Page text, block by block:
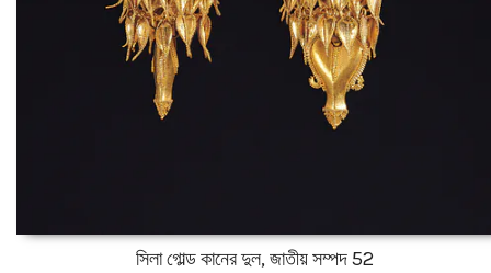
সিলা গোল্ড কানের দুল, জাতীয় সম্পদ 52